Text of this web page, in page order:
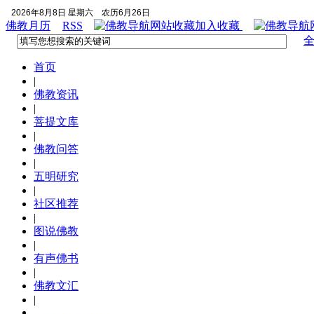
2026年8月8日 星期六 农历6月26日
佛教月历 RSS 加入收藏
首页
|
佛教资讯
|
菩提文库
|
佛教问答
|
五明研究
|
社区推荐
|
图说佛教
|
有声佛书
|
佛教文汇
|